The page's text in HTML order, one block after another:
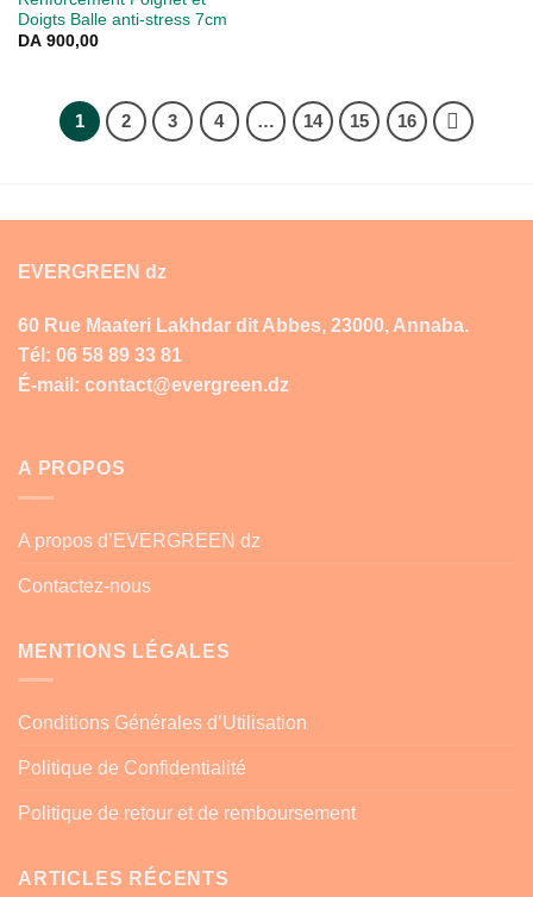
Doigts Balle anti-stress 7cm
DA900,00
1 2 3 4 … 14 15 16
EVERGREEN dz
60 Rue Maateri Lakhdar dit Abbes, 23000, Annaba.
Tél: 06 58 89 33 81
É-mail: contact@evergreen.dz
A PROPOS
A propos d’EVERGREEN dz
Contactez-nous
MENTIONS LÉGALES
Conditions Générales d’Utilisation
Politique de Confidentialité
Politique de retour et de remboursement
ARTICLES RÉCENTS